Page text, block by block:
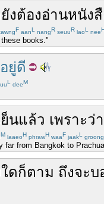
ยังต้องอ่านหนัง
F aanL nangR seuuR laoL nee
books."
อยู่ดี
L deeM
นแล้ว เพราะว่า
M laaeoH phrawH waaF jaakL groong
far from Bangkok to
ใดก็ตาม ถึงจะบ